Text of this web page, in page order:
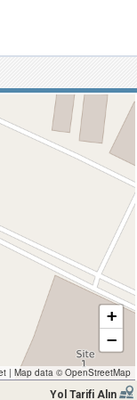
+
−
| Map data © OpenStreetMap
Yol Tarifi Alın